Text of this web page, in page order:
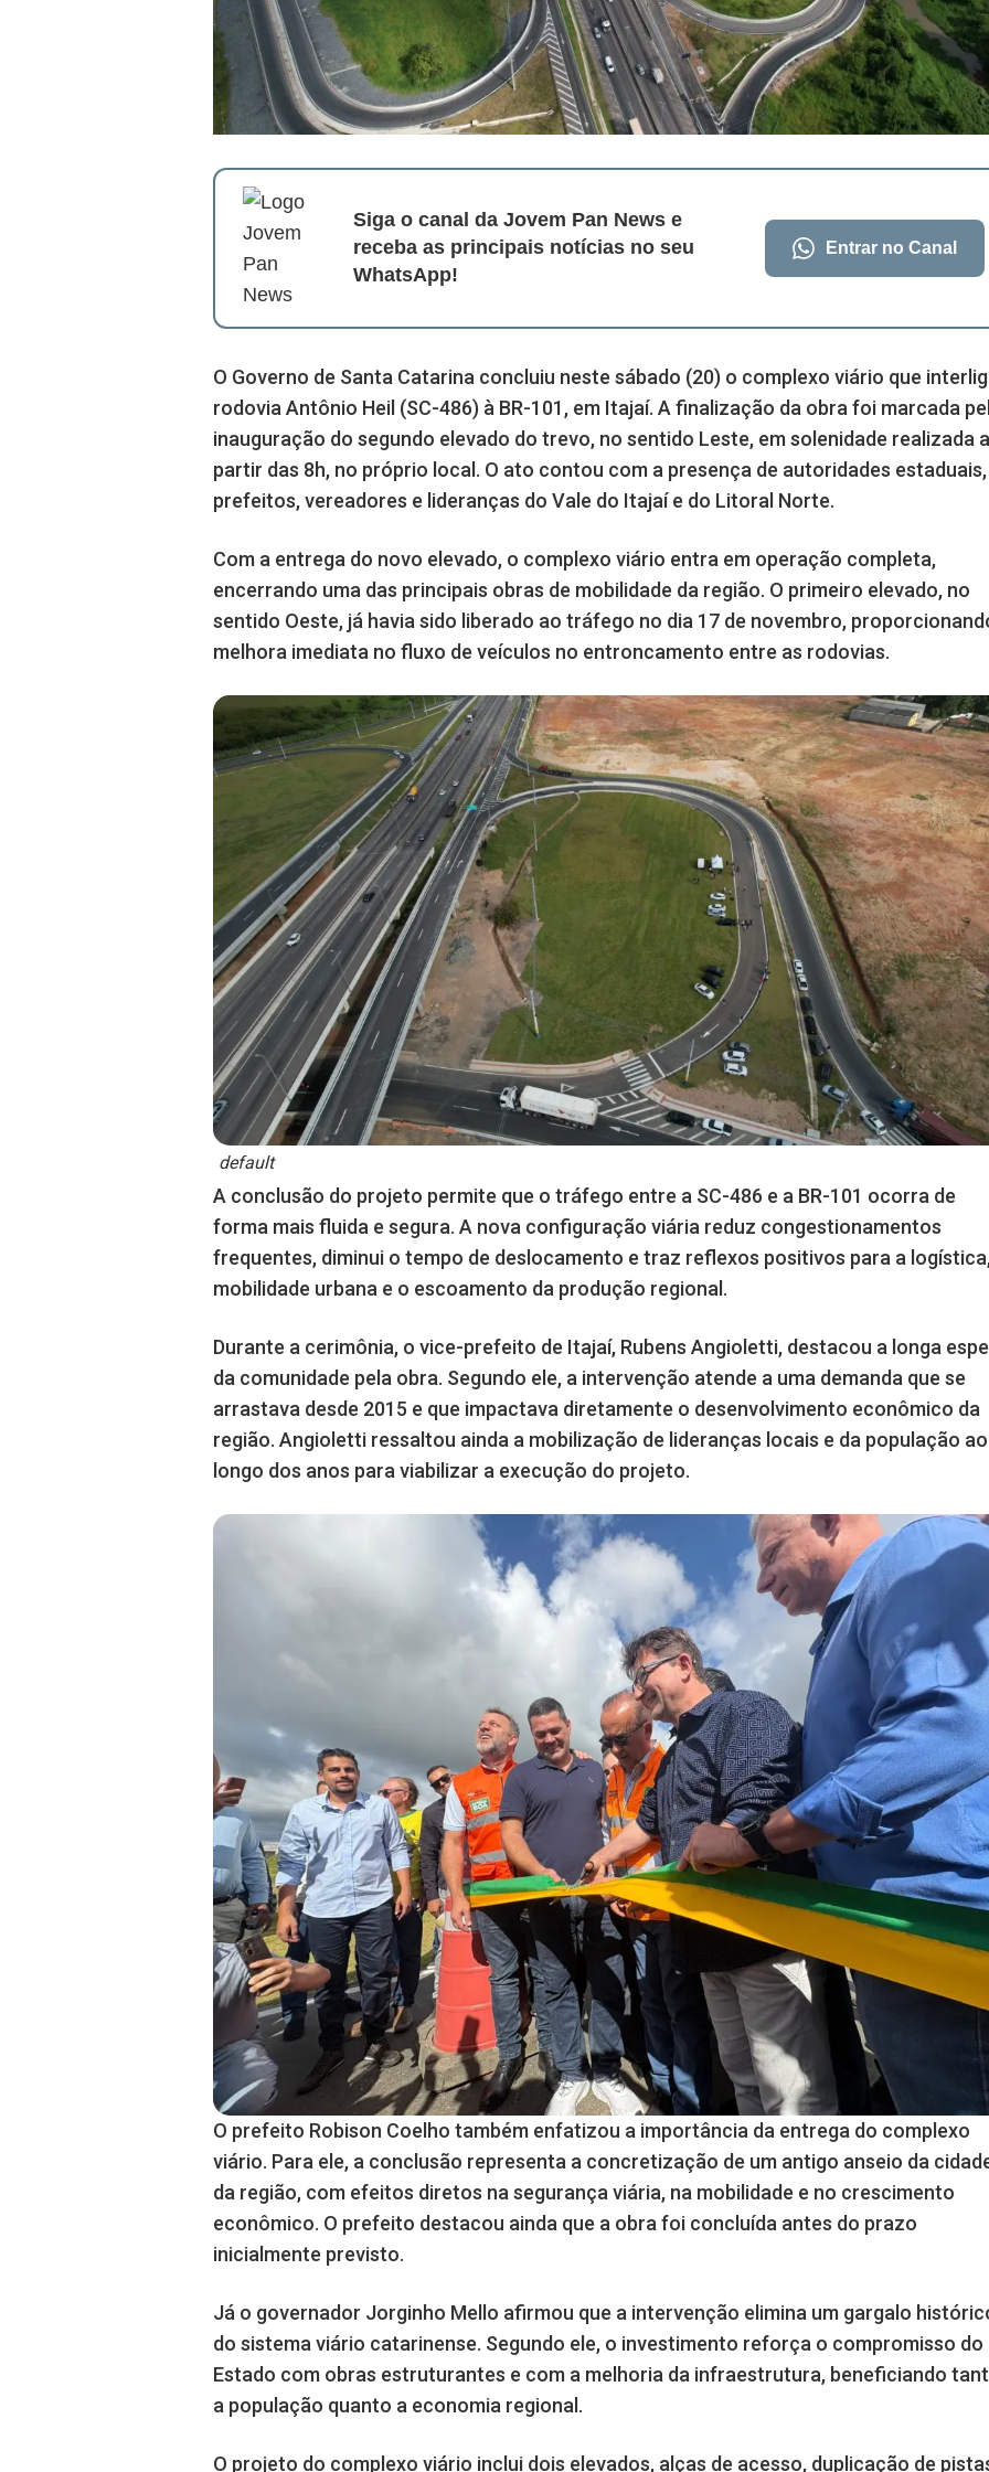
Siga o canal da Jovem Pan News e
receba as principais notícias no seu
WhatsApp!
Entrar no Canal
O Governo de Santa Catarina concluiu neste sábado (20) o complexo viário que
rodovia Antônio Heil (SC-486) à BR-101, em Itajaí. A finalização da obra foi marcada
inauguração do segundo elevado do trevo, no sentido Leste, em solenidade realizada
partir das 8h, no próprio local. O ato contou com a presença de autoridades estaduais,
prefeitos, vereadores e lideranças do Vale do Itajaí e do Litoral Norte.
Com a entrega do novo elevado, o complexo viário entra em operação completa,
encerrando uma das principais obras de mobilidade da região. O primeiro elevado, no
sentido Oeste, já havia sido liberado ao tráfego no dia 17 de novembro,
melhora imediata no fluxo de veículos no entroncamento entre as rodovias.
default
A conclusão do projeto permite que o tráfego entre a SC-486 e a BR-101 ocorra de
forma mais fluida e segura. A nova configuração viária reduz congestionamentos
frequentes, diminui o tempo de deslocamento e traz reflexos positivos para a
mobilidade urbana e o escoamento da produção regional.
Durante a cerimônia, o vice-prefeito de Itajaí, Rubens Angioletti, destacou a longa
da comunidade pela obra. Segundo ele, a intervenção atende a uma demanda que se
arrastava desde 2015 e que impactava diretamente o desenvolvimento econômico da
região. Angioletti ressaltou ainda a mobilização de lideranças locais e da população ao
longo dos anos para viabilizar a execução do projeto.
O prefeito Robison Coelho também enfatizou a importância da entrega do complexo
viário. Para ele, a conclusão representa a concretização de um antigo anseio da
da região, com efeitos diretos na segurança viária, na mobilidade e no crescimento
econômico. O prefeito destacou ainda que a obra foi concluída antes do prazo
inicialmente previsto.
Já o governador Jorginho Mello afirmou que a intervenção elimina um gargalo
do sistema viário catarinense. Segundo ele, o investimento reforça o compromisso do
Estado com obras estruturantes e com a melhoria da infraestrutura, beneficiando
a população quanto a economia regional.
O projeto do complexo viário inclui dois elevados, alças de acesso, duplicação de